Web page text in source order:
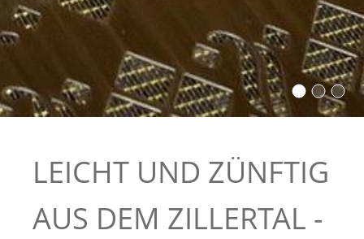
LEICHT UND ZÜNFTIG
AUS DEM ZILLERTAL -